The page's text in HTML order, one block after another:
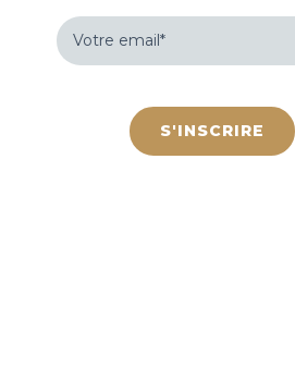
Votre
email
(Nécessaire)